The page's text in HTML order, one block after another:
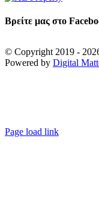
Βρείτε μας στο
© Copyright 2019 -
Powered by Digital
Page load link